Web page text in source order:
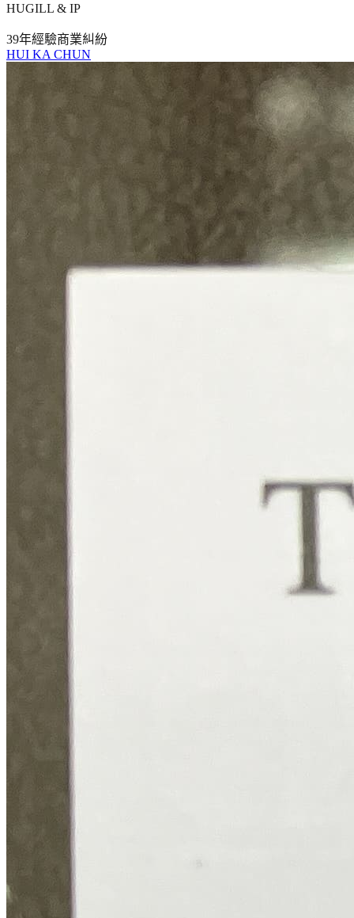
HUGILL & IP
39年經驗商業糾紛
HUI KA CHUN